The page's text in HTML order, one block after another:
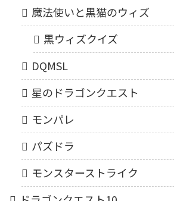
魔法使いと黒猫のウィズ
黒ウィズクイズ
DQMSL
星のドラゴンクエスト
モンパレ
パズドラ
モンスターストライク